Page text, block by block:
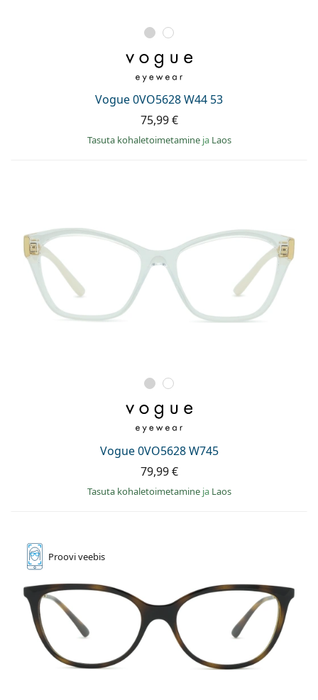
Vogue 0VO5628 W44 53
75,99 €
Tasuta kohaletoimetamine ja Laos
Vogue 0VO5628 W745
79,99 €
Tasuta kohaletoimetamine ja Laos
Prooviveebis